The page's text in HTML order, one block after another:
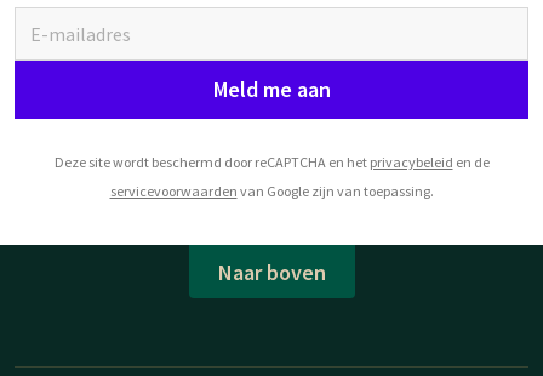
Meld me aan
Deze site wordt beschermd door reCAPTCHA en het privacybeleid en de
servicevoorwaarden van Google zijn van toepassing.
Naar boven